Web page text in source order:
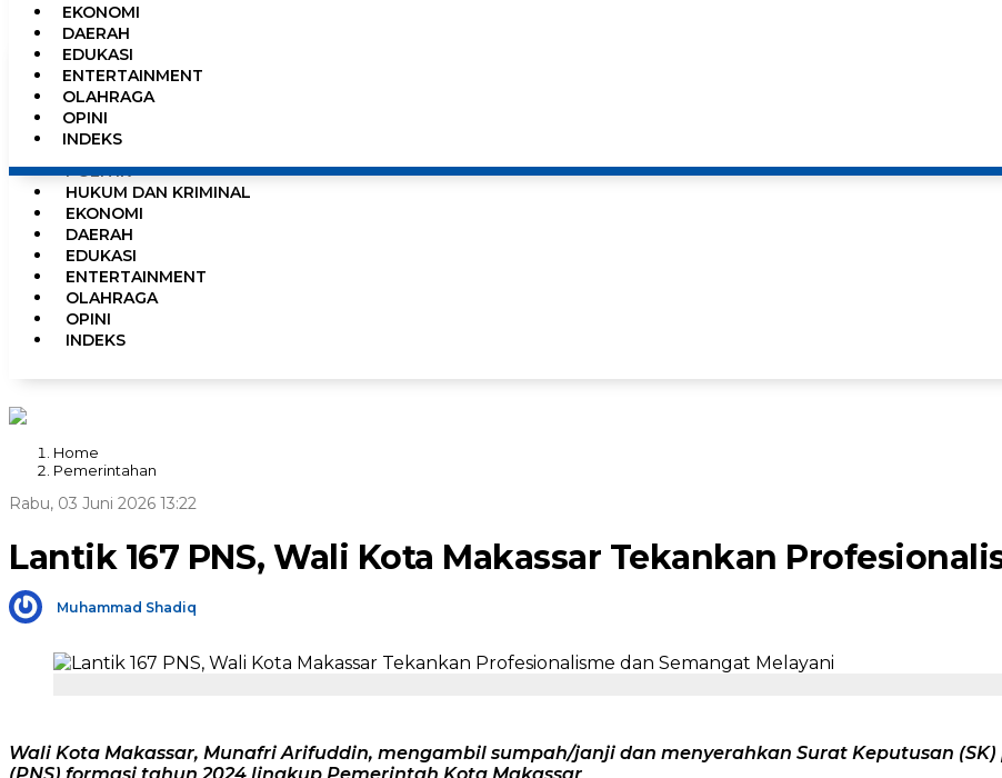
0%
HOME
NEWS
PEMERINTAHAN
POLITIK
HUKUM DAN KRIMINAL
EKONOMI
DAERAH
EDUKASI
ENTERTAINMENT
OLAHRAGA
OPINI
INDEKS
EKONOMI
DAERAH
EDUKASI
ENTERTAINMENT
OLAHRAGA
OPINI
INDEKS
Home
Pemerintahan
Rabu, 03 Juni 2026 13:22
Lantik 167 PNS, Wali Kota Makassar Tekankan
Muhammad Shadiq
Wali Kota Makassar, Munafri Arifuddin, mengambil sumpah/janji dan menyerahkan Surat Keputusan